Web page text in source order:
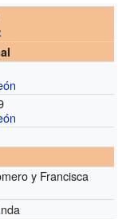
y Francisca